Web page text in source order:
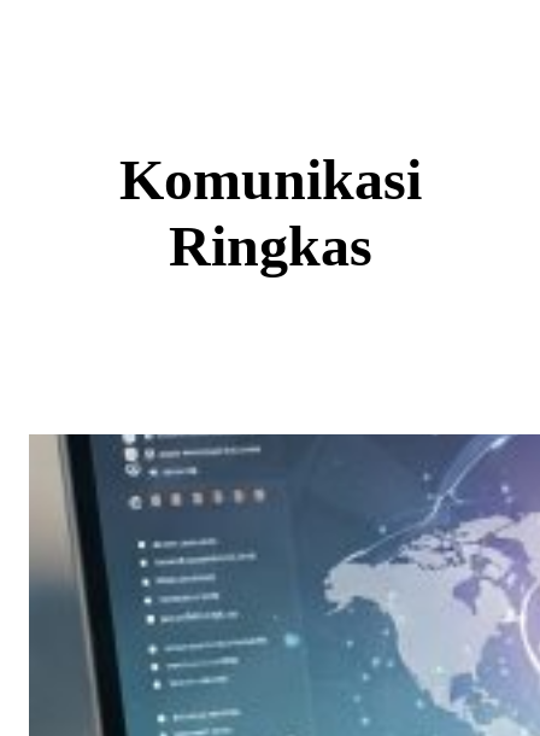
Komunikasi
Ringkas